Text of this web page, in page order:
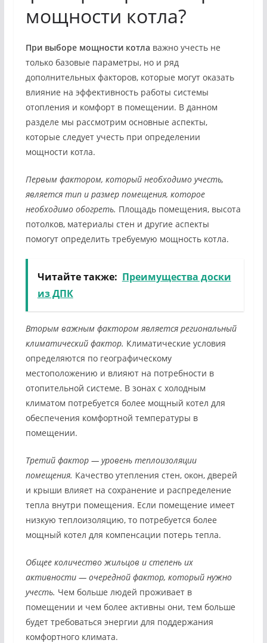
мощности котла?
При выборе мощности котла важно учесть не
только базовые параметры, но и ряд
дополнительных факторов, которые могут оказать
влияние на эффективность работы системы
отопления и комфорт в помещении. В данном
разделе мы рассмотрим основные аспекты,
которые следует учесть при определении
мощности котла.
Первым фактором, который необходимо учесть,
является тип и размер помещения, которое
необходимо обогреть. Площадь помещения, высота
потолков, материалы стен и другие аспекты
помогут определить требуемую мощность котла.
Читайте также: Преимущества доски
из ДПК
Вторым важным фактором является региональный
климатический фактор. Климатические условия
определяются по географическому
местоположению и влияют на потребности в
отопительной системе. В зонах с холодным
климатом потребуется более мощный котел для
обеспечения комфортной температуры в
помещении.
Третий фактор — уровень теплоизоляции
помещения. Качество утепления стен, окон, дверей
и крыши влияет на сохранение и распределение
тепла внутри помещения. Если помещение имеет
низкую теплоизоляцию, то потребуется более
мощный котел для компенсации потерь тепла.
Общее количество жильцов и степень их
активности — очередной фактор, который нужно
учесть. Чем больше людей проживает в
помещении и чем более активны они, тем больше
будет требоваться энергии для поддержания
комфортного климата.